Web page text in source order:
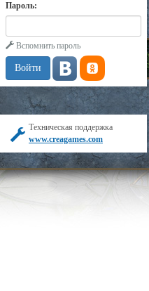
Пароль:
Вспомнить пароль
Техническая поддержка
www.creagames.com